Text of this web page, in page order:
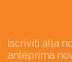
Iscriviti alla
anteprima